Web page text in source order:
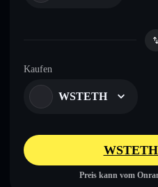
Kaufen
WSTETH
Preis kann vom